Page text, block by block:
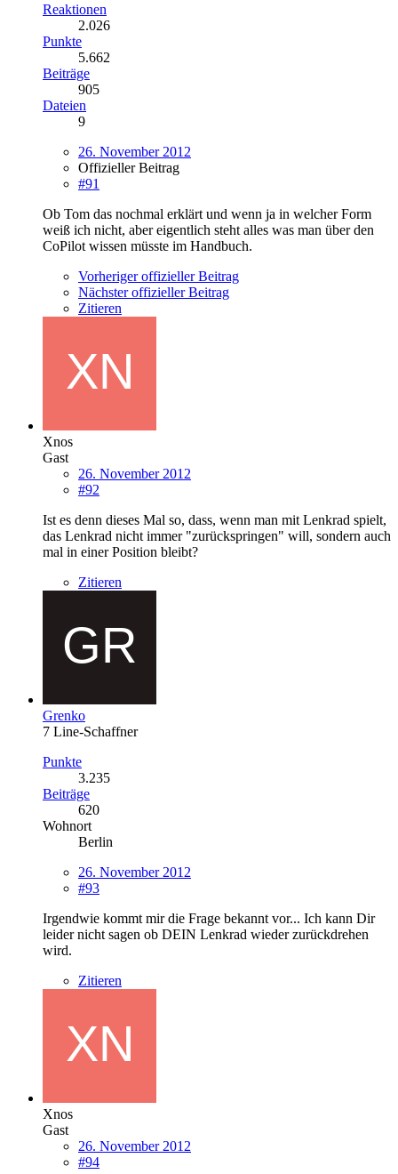
Reaktionen
2.026
Punkte
5.662
Beiträge
905
Dateien
9
26. November 2012
Offizieller Beitrag
#91
Ob Tom das nochmal erklärt und wenn ja in welcher Form
weiß ich nicht, aber eigentlich steht alles was man über den
CoPilot wissen müsste im Handbuch.
Vorheriger offizieller Beitrag
Nächster offizieller Beitrag
Zitieren
Xnos
Gast
26. November 2012
#92
Ist es denn dieses Mal so, dass, wenn man mit Lenkrad spielt,
das Lenkrad nicht immer "zurückspringen" will, sondern auch
mal in einer Position bleibt?
Zitieren
Grenko
7 Line-Schaffner
Punkte
3.235
Beiträge
620
Wohnort
Berlin
26. November 2012
#93
Irgendwie kommt mir die Frage bekannt vor... Ich kann Dir
leider nicht sagen ob DEIN Lenkrad wieder zurückdrehen
wird.
Zitieren
Xnos
Gast
26. November 2012
#94